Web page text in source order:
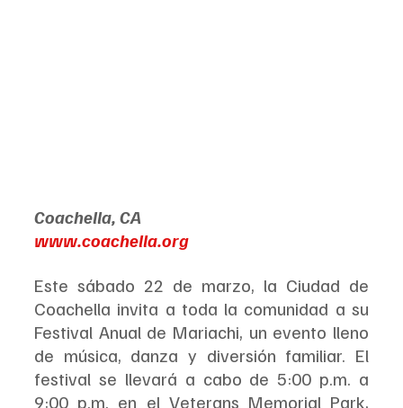
Coachella, CA
www.coachella.org
Este sábado 22 de marzo, la Ciudad de
Coachella invita a toda la comunidad a su
Festival Anual de Mariachi, un evento lleno
de música, danza y diversión familiar. El
festival se llevará a cabo de 5:00 p.m. a
9:00 p.m. en el Veterans Memorial Park,